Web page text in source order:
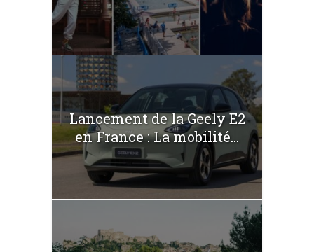
Lancement de la Geely E2
en France : La mobilité...